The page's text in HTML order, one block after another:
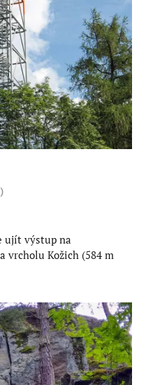
ujít výstup na
vrcholu Kožich (584 m